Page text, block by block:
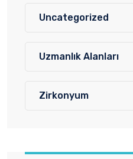
Uncategorized
Uzmanlık Alanları
Zirkonyum